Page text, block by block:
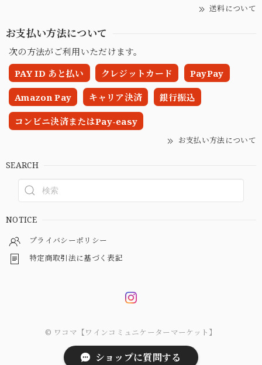
送料について
お支払い方法について
次の方法がご利用いただけます。
PAY ID あと払い
クレジットカード PayPay
Amazon Pay キャリア決済 銀行振込
コンビニ決済またはPay-easy
お支払い方法について
SEARCH
NOTICE
プライバシーポリシー
特定商取引法に基づく表記
© ワコマ【ワインコミュニケーターマーケット】
ショップに質問する